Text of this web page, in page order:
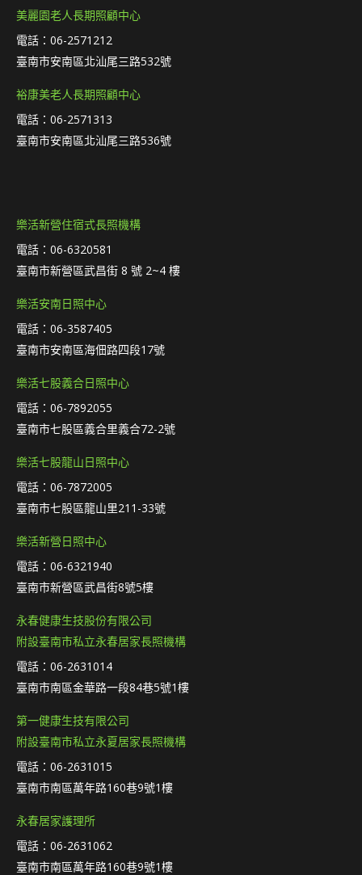
美麗園老人長期照顧中心
電話：06-2571212
臺南市安南區北汕尾三路532號
裕康美老人長期照顧中心
電話：06-2571313
臺南市安南區北汕尾三路536號
樂活新營住宿式長照機構
電話：06-6320581
臺南市新營區武昌街 8 號 2~4 樓
樂活安南日照中心
電話：06-3587405
臺南市安南區海佃路四段17號
樂活七股義合日照中心
電話：06-7892055
臺南市七股區義合里義合72-2號
樂活七股龍山日照中心
電話：06-7872005
臺南市七股區龍山里211-33號
樂活新營日照中心
電話：06-6321940
臺南市新營區武昌街8號5樓
永春健康生技股份有限公司
附設臺南市私立永春居家長照機構
電話：06-2631014
臺南市南區金華路一段84巷5號1樓
第一健康生技有限公司
附設臺南市私立永夏居家長照機構
電話：06-2631015
臺南市南區萬年路160巷9號1樓
永春居家護理所
電話：06-2631062
臺南市南區萬年路160巷9號1樓